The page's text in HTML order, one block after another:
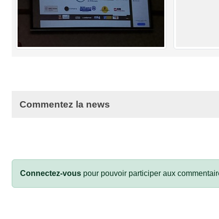
Commentez la news
Connectez-vous pour pouvoir participer aux